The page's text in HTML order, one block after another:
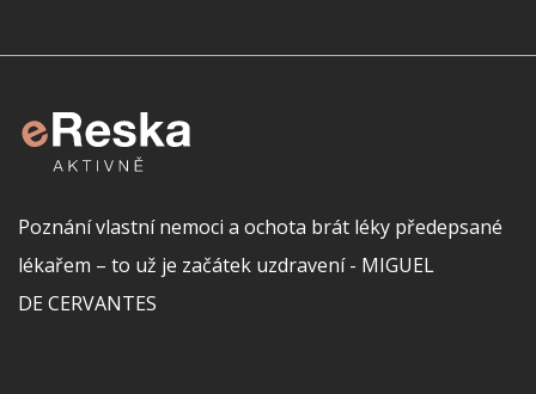
Poznání vlastní nemoci a ochota brát léky předepsané
lékařem – to už je začátek uzdravení - MIGUEL
DE CERVANTES